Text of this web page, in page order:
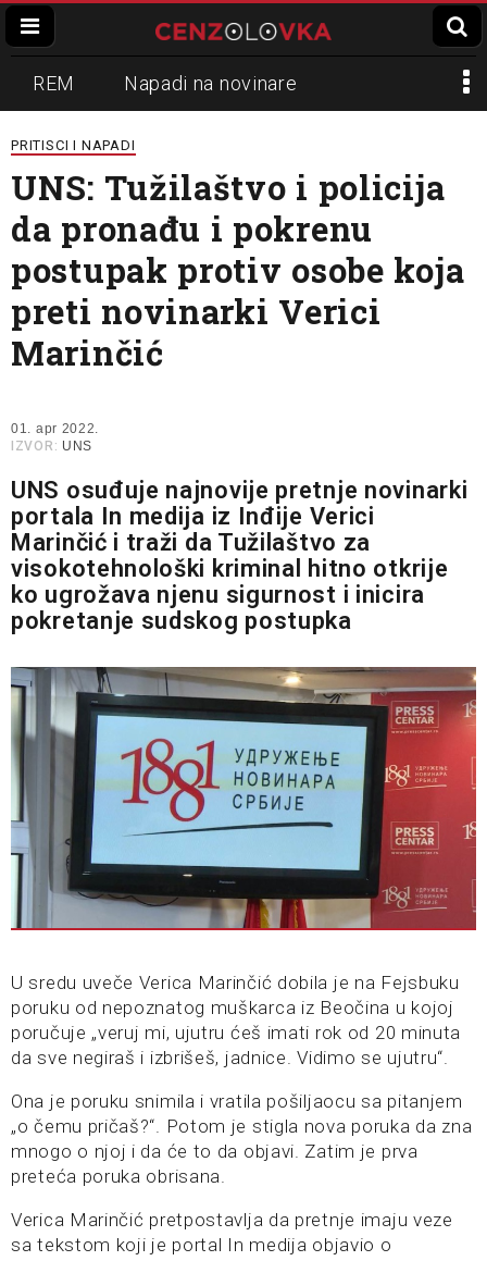
REM Napadi na novinare
Zvučni top
Propaganda Lokalni mediji
Informer Slavko Ćuruvija
PRITISCI I NAPADI
UNS: Tužilaštvo i policija
da pronađu i pokrenu
postupak protiv osobe koja
preti novinarki Verici
Marinčić
01. apr 2022.
IZVOR: UNS
UNS osuđuje najnovije pretnje novinarki
portala In medija iz Inđije Verici
Marinčić i traži da Tužilaštvo za
visokotehnološki kriminal hitno otkrije
ko ugrožava njenu sigurnost i inicira
pokretanje sudskog postupka
U sredu uveče Verica Marinčić dobila je na Fejsbuku
poruku od nepoznatog muškarca iz Beočina u kojoj
poručuje „veruj mi, ujutru ćeš imati rok od 20 minuta
da sve negiraš i izbrišeš, jadnice. Vidimo se ujutru“.
Ona je poruku snimila i vratila pošiljaocu sa pitanjem
„o čemu pričaš?“. Potom je stigla nova poruka da zna
mnogo o njoj i da će to da objavi. Zatim je prva
preteća poruka obrisana.
Verica Marinčić pretpostavlja da pretnje imaju veze
sa tekstom koji je portal In medija objavio o